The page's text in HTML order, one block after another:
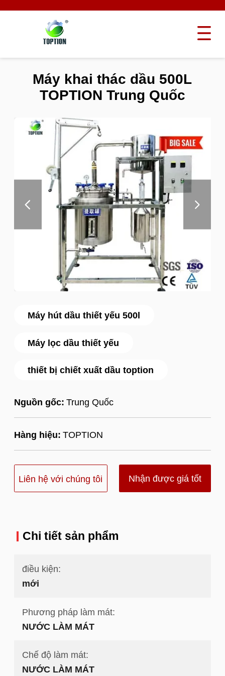
Máy hút dầu thiết yếu 500l
Máy lọc dầu thiết yếu
thiết bị chiết xuất dầu toption
Nguồn gốc: Trung Quốc
Hàng hiệu: TOPTION
Liên hệ với chúng tôi Nhận được giá tốt
Máy khai thác dầu 500L
TOPTION Trung Quốc
Chi tiết sản phẩm
điều kiện:
mới
Phương pháp làm mát:
NƯỚC LÀM MÁT
Chế độ làm mát:
NƯỚC LÀM MÁT